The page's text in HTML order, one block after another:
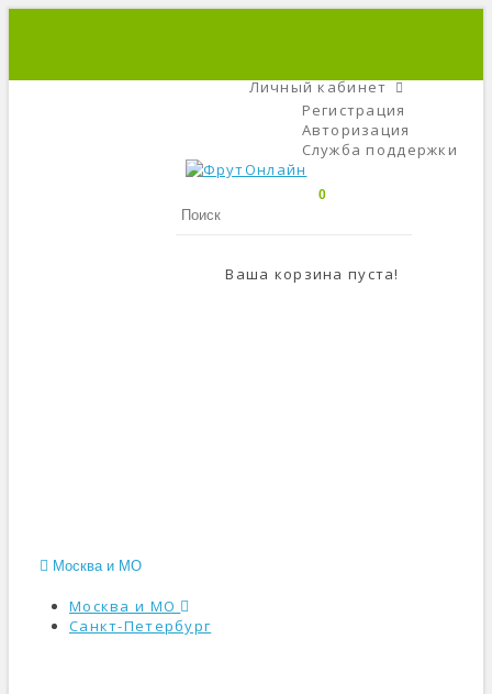
Личный кабинет
Регистрация
Авторизация
Служба поддержки
0
Ваша корзина пуста!
Москва и МО
Москва и МО
Санкт-Петербург